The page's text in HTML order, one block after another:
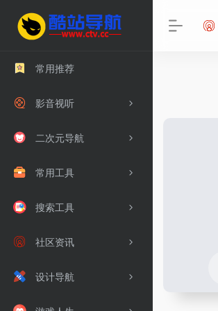
常用推荐
影音视听
二次元导航
常用工具
搜索工具
社区资讯
设计导航